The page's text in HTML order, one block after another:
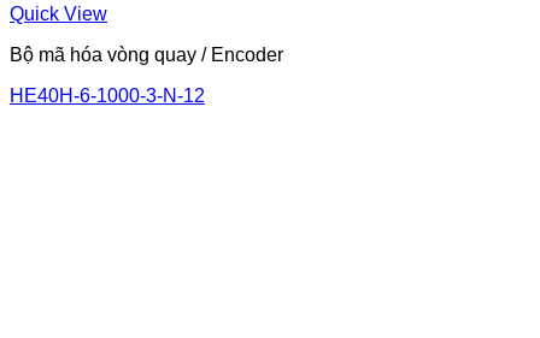
Quick View
Bộ mã hóa vòng quay / Encoder
HE40H-6-1000-3-N-12